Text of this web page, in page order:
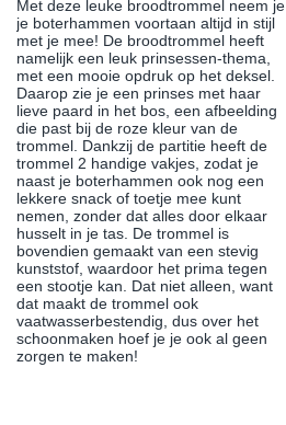
Met deze leuke broodtrommel neem je
je boterhammen voortaan altijd in stijl
met je mee! De broodtrommel heeft
namelijk een leuk prinsessen-thema,
met een mooie opdruk op het deksel.
Daarop zie je een prinses met haar
lieve paard in het bos, een afbeelding
die past bij de roze kleur van de
trommel. Dankzij de partitie heeft de
trommel 2 handige vakjes, zodat je
naast je boterhammen ook nog een
lekkere snack of toetje mee kunt
nemen, zonder dat alles door elkaar
husselt in je tas. De trommel is
bovendien gemaakt van een stevig
kunststof, waardoor het prima tegen
een stootje kan. Dat niet alleen, want
dat maakt de trommel ook
vaatwasserbestendig, dus over het
schoonmaken hoef je je ook al geen
zorgen te maken!